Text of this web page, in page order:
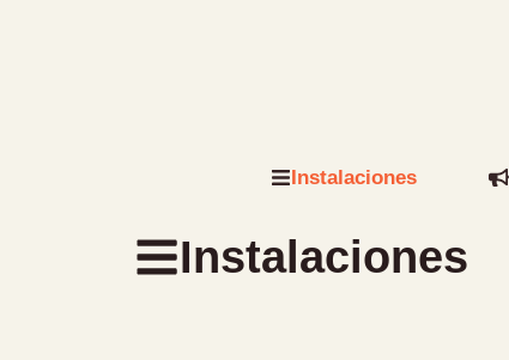
Instalaciones
Instalaciones